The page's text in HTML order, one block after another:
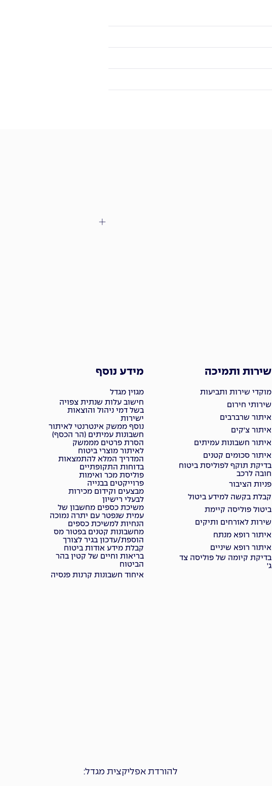
שירות ותמיכה
מוקדי שירות ותביעות
שירותי חירום
איתור שרברבים
איתור צ'קים
איתור חשבונות עמיתים
איתור סכומים קטנים
בדיקת תוקף לפוליסת ביטוח
חובה לרכב
פניות הציבור
קבלת בקשה למידע ביטול
ביטול פוליסה קיימת
שירות לאזרחים ותיקים
איתור רופא מנתח
איתור רופא שיניים
בדיקת קיומה של פוליסה צד
ג'
מידע נוסף
מגזין מגדל
חישוב עלות שנתית צפויה
בשל דמי ניהול והוצאות
ישירות
נוסף ממשק אינטרנטי לאיתור
חשבונות עמיתים (הר הכסף)
הסרת פרטים מממשק
לאיתור מוצרי ביטוח
המדריך המלא להתמצאות
בדוחות התקופתיים
פוליסת מכר ואימות
פרוייקטים בבנייה
מבצעים וקידום מכירות
לבעלי רישיון
משיכת כספים מחשבון של
עמית שנפטר עם יתרה נמוכה
הנחיות למשיכת כספים
מחשבונות קטנים בפטור מס
הוספת/עדכון בגיר לצורך
קבלת מידע אודות ביטוח
בריאות וחיים של קטין בהר
הביטוח
איחוד חשבונות קרנות פנסיה
להורדת אפליקצית מגדל: